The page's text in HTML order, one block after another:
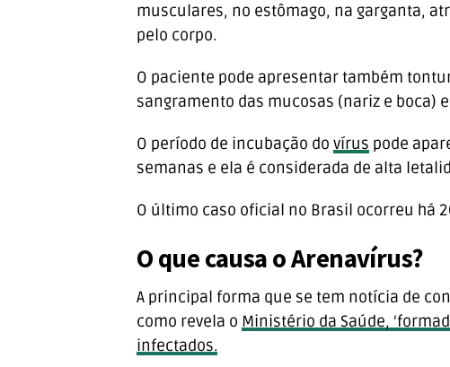
musculares, no estômago, na garganta,
pelo corpo.
O paciente pode apresentar também
sangramento das mucosas (nariz e boca)
O período de incubação do vírus pode
semanas e ela é considerada de alta
O último caso oficial no Brasil ocorreu há
O que causa o Arenavírus?
A principal forma que se tem notícia de
como revela o Ministério da Saúde,
infectados.